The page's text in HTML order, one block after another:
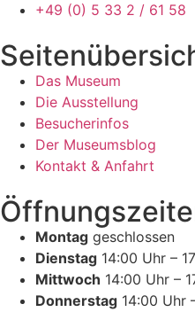
+49 (0) 5 33 2 / 61 58
Das Museum
Die Ausstellung
Besucherinfos
Der Museumsblog
Kontakt & Anfahrt
Montag geschlossen
Dienstag 14:00 Uhr –
Mittwoch 14:00 Uhr –
Donnerstag 14:00 Uhr